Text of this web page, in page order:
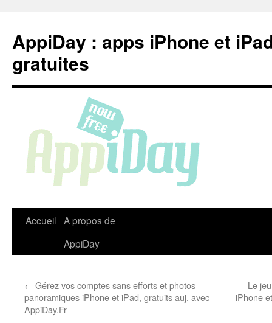
contenu
AppiDay : apps iPhone et
gratuites
Accueil A propos de
AppiDay
← Gérez vos comptes sans efforts et photos
panoramiques iPhone et iPad, gratuits auj. avec
AppiDay.Fr
Le
iPhone